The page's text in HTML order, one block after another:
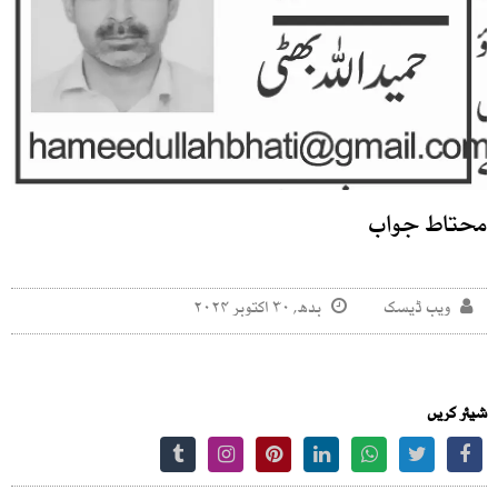
محتاط جواب
ویب ڈیسک بدھ, ۳۰ اکتوبر ۲۰۲۴
شیئر کریں